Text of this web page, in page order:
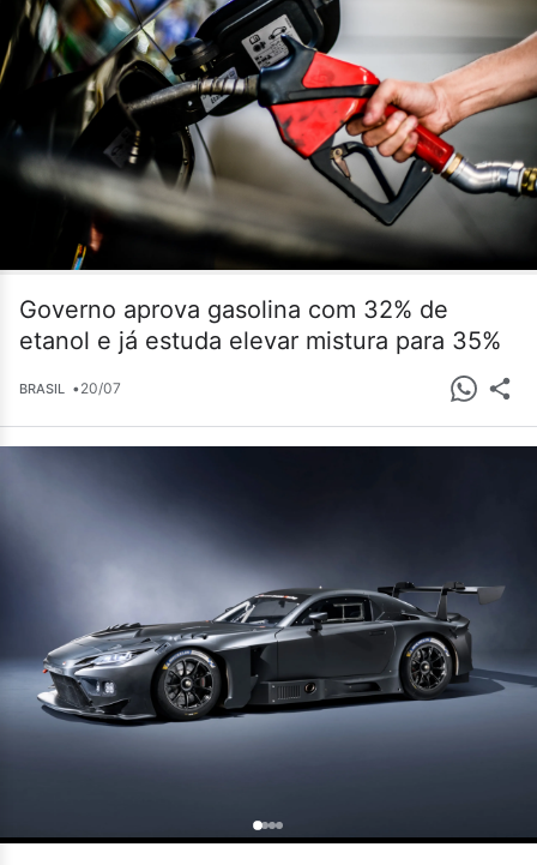
Governo aprova gasolina com 32% de
etanol e já estuda elevar mistura para 35%
BRASIL •20/07